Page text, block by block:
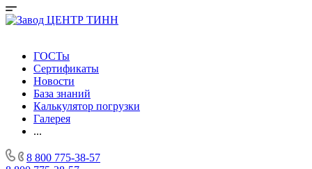
ГОСТы
Сертификаты
Новости
База знаний
Калькулятор погрузки
Галерея
...
8 800 775-38-57